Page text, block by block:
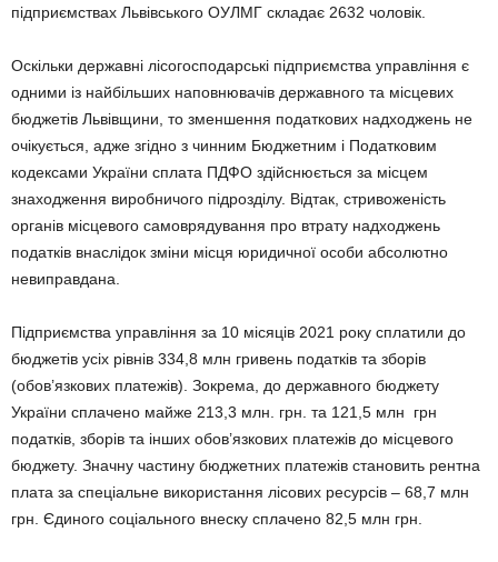
підприємствах Львівського ОУЛМГ складає 2632 чоловік.
Оскільки державні лісогосподарські підприємства управління є
одними із найбільших наповнювачів державного та місцевих
бюджетів Львівщини, то зменшення податкових надходжень не
очікується, адже згідно з чинним Бюджетним і Податковим
кодексами України сплата ПДФО здійснюється за місцем
знаходження виробничого підрозділу. Відтак, стривоженість
органів місцевого самоврядування про втрату надходжень
податків внаслідок зміни місця юридичної особи абсолютно
невиправдана.
Підприємства управління за 10 місяців 2021 року сплатили до
бюджетів усіх рівнів 334,8 млн гривень податків та зборів
(обов’язкових платежів). Зокрема, до державного бюджету
України сплачено майже 213,3 млн. грн. та 121,5 млн грн
податків, зборів та інших обов’язкових платежів до місцевого
бюджету. Значну частину бюджетних платежів становить рентна
плата за спеціальне використання лісових ресурсів – 68,7 млн
грн. Єдиного соціального внеску сплачено 82,5 млн грн.